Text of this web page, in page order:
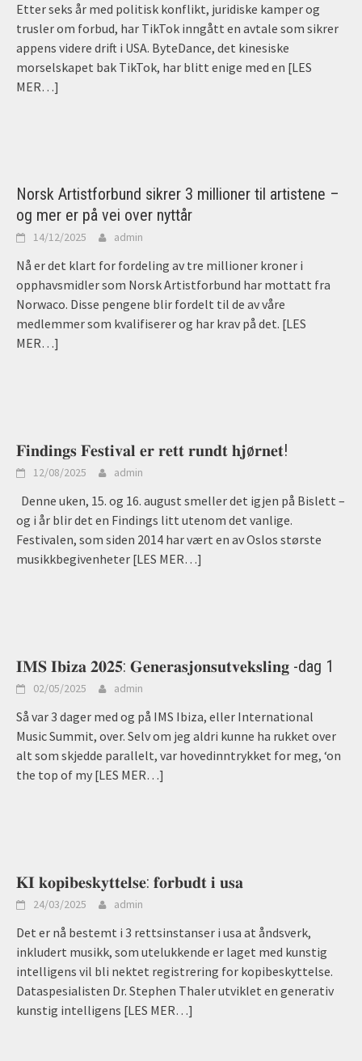
Etter seks år med politisk konflikt, juridiske kamper og
trusler om forbud, har TikTok inngått en avtale som sikrer
appens videre drift i USA. ByteDance, det kinesiske
morselskapet bak TikTok, har blitt enige med en [LES
MER…]
Norsk Artistforbund sikrer 3 millioner til artistene –
og mer er på vei over nyttår
14/12/2025 admin
Nå er det klart for fordeling av tre millioner kroner i
opphavsmidler som Norsk Artistforbund har mottatt fra
Norwaco. Disse pengene blir fordelt til de av våre
medlemmer som kvalifiserer og har krav på det. [LES
MER…]
𝐅𝐢𝐧𝐝𝐢𝐧𝐠𝐬 𝐅𝐞𝐬𝐭𝐢𝐯𝐚𝐥 𝐞𝐫 𝐫𝐞𝐭𝐭 𝐫𝐮𝐧𝐝𝐭 𝐡𝐣ø𝐫𝐧𝐞𝐭!
12/08/2025 admin
Denne uken, 15. og 16. august smeller det igjen på Bislett –
og i år blir det en Findings litt utenom det vanlige.
Festivalen, som siden 2014 har vært en av Oslos største
musikkbegivenheter [LES MER…]
𝐈𝐌𝐒 𝐈𝐛𝐢𝐳𝐚 𝟐𝟎𝟐𝟓: 𝐆𝐞𝐧𝐞𝐫𝐚𝐬𝐣𝐨𝐧𝐬𝐮𝐭𝐯𝐞𝐤𝐬𝐥𝐢𝐧𝐠 -dag 1
02/05/2025 admin
Så var 3 dager med og på IMS Ibiza, eller International
Music Summit, over. Selv om jeg aldri kunne ha rukket over
alt som skjedde parallelt, var hovedinntrykket for meg, ‘on
the top of my [LES MER…]
𝐊𝐈 𝐤𝐨𝐩𝐢𝐛𝐞𝐬𝐤𝐲𝐭𝐭𝐞𝐥𝐬𝐞: 𝐟𝐨𝐫𝐛𝐮𝐝𝐭 𝐢 𝐮𝐬𝐚
24/03/2025 admin
Det er nå bestemt i 3 rettsinstanser i usa at åndsverk,
inkludert musikk, som utelukkende er laget med kunstig
intelligens vil bli nektet registrering for kopibeskyttelse.
Dataspesialisten Dr. Stephen Thaler utviklet en generativ
kunstig intelligens [LES MER…]